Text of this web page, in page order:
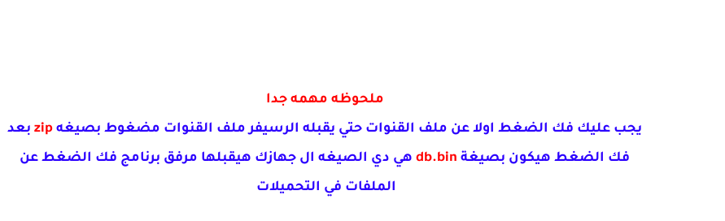
ملحوظه مهمه جدا
يجب عليك فك الضغط اولا عن ملف القنوات حتي يقبله الرسيفر ملف القنوات مضغوط بصيغه zip بعد
فك الضغط هيكون بصيغة db.bin هي دي الصيغه ال جهازك هيقبلها مرفق برنامج فك الضغط عن
الملفات في التحميلات